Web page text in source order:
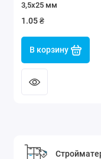
3,5х25 мм
1.05 ₴
В корзину